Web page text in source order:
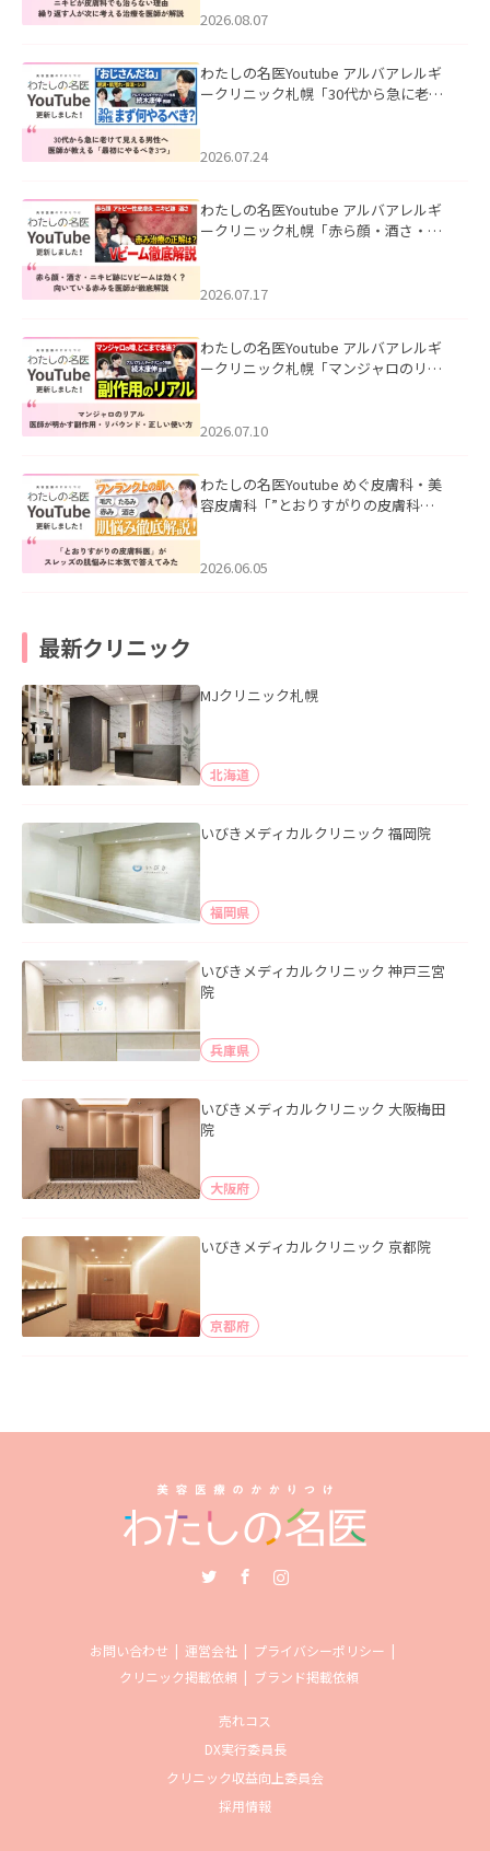
ました。
2026.08.07
わたしの名医Youtube アルバアレルギ
ークリニック札幌「30代から急に老け
た。
2026.07.24
わたしの名医Youtube アルバアレルギ
ークリニック札幌「赤ら顔・酒さ・ニ
した。
2026.07.17
わたしの名医Youtube アルバアレルギ
ークリニック札幌「マンジャロのリア
た。
2026.07.10
わたしの名医Youtube めぐ皮膚科・美
容皮膚科「”とおりすがりの皮膚科
2026.06.05
最新クリニック
MJクリニック札幌
北海道
いびきメディカルクリニック 福岡院
福岡県
いびきメディカルクリニック 神戸三宮
院
兵庫県
いびきメディカルクリニック 大阪梅田
院
大阪府
いびきメディカルクリニック 京都院
京都府
お問い合わせ 運営会社
プライバシーポリシー
クリニック掲載依頼
ブランド掲載依頼
売れコス
DX実行委員長
クリニック収益向上委員会
採用情報